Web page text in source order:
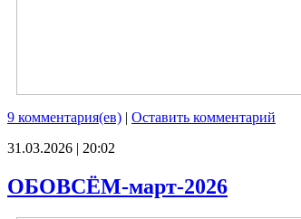
9 комментария(ев) | Оставить комментарий
31.03.2026 | 20:02
ОБОВСЁМ-март-2026